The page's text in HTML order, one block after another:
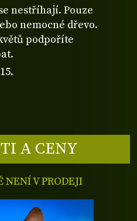
nestříhají. Pouze
nemocné dřevo.
podpoříte
A CENY
V PRODEJI